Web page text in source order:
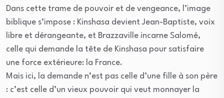
Dans cette trame de pouvoir et de vengeance, l’image
biblique s’impose : Kinshasa devient Jean-Baptiste, voix
libre et dérangeante, et Brazzaville incarne Salomé,
celle qui demande la tête de Kinshasa pour satisfaire
une force extérieure: la France.
Mais ici, la demande n’est pas celle d’une fille à son père
: c’est celle d’un vieux pouvoir qui veut monnayer la